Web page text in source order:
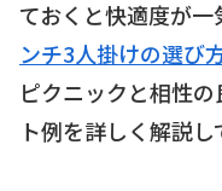
ておくと快適度が一
ンチ3人掛けの選び
ピクニックと相性
ト例を詳しく解説し